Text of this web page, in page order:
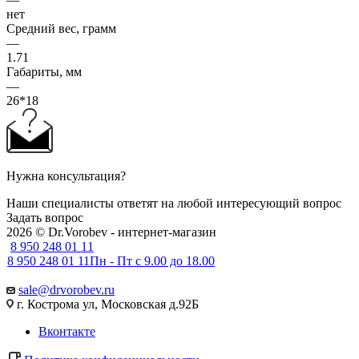
нет
Средний вес, грамм
—
1.71
Габариты, мм
—
26*18
Нужна консультация?
Наши специалисты ответят на любой интересующий вопрос
Задать вопрос
2026 © Dr.Vorobev - интернет-магазин
8 950 248 01 11
8 950 248 01 11Пн - Пт с 9.00 до 18.00
sale@drvorobev.ru
г. Кострома ул, Московская д.92Б
Вконтакте